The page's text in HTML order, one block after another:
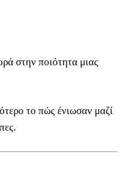
στην ποιότητα μιας
το πώς ένιωσαν μαζί